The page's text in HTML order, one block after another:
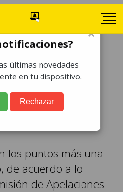
se queda
en el
los puntos más una
de acuerdo a lo
de Apelaciones
×
últimas novedades
en tu dispositivo.
Rechazar